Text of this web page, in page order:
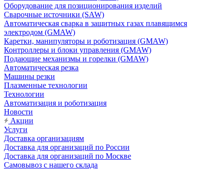
Оборудование для позиционирования изделий
Сварочные источники (SAW)
Автоматическая сварка в защитных газах плавящимся
электродом (GMAW)
Каретки, манипуляторы и роботизация (GMAW)
Контроллеры и блоки управления (GMAW)
Подающие механизмы и горелки (GMAW)
Автоматическая резка
Машины резки
Плазменные технологии
Технологии
Автоматизация и роботизация
Новости
Акции
Услуги
Доставка организациям
Доставка для организаций по России
Доставка для организаций по Москве
Самовывоз с нашего склада